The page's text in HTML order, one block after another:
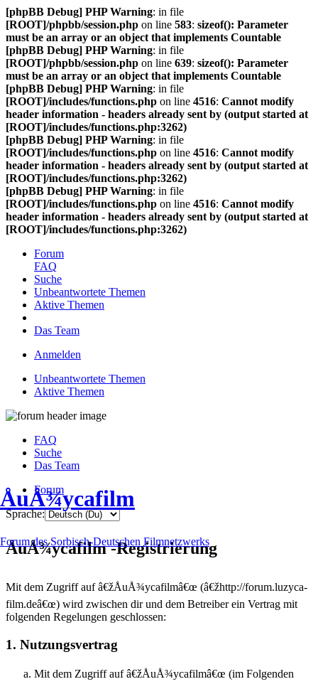
[phpBB Debug] PHP Warning: in file
[ROOT]/phpbb/session.php on line 583: sizeof(): Parameter
must be an array or an object that implements Countable
[phpBB Debug] PHP Warning: in file
[ROOT]/phpbb/session.php on line 639: sizeof(): Parameter
must be an array or an object that implements Countable
[phpBB Debug] PHP Warning: in file
[ROOT]/includes/functions.php on line 4516: Cannot modify
header information - headers already sent by (output started at
[ROOT]/includes/functions.php:3262)
[phpBB Debug] PHP Warning: in file
[ROOT]/includes/functions.php on line 4516: Cannot modify
header information - headers already sent by (output started at
[ROOT]/includes/functions.php:3262)
[phpBB Debug] PHP Warning: in file
[ROOT]/includes/functions.php on line 4516: Cannot modify
header information - headers already sent by (output started at
[ROOT]/includes/functions.php:3262)
Forum
FAQ
Suche
Unbeantwortete Themen
Aktive Themen
Das Team
Anmelden
Unbeantwortete Themen
Aktive Themen
ÅuÅ¾ycafilm
Forum des Sorbisch-Deutschen Filmnetzwerks
FAQ
Suche
Das Team
Forum
Sprache:
ÅuÅ¾ycafilm -Registrierung
Mit dem Zugriff auf â€žÅuÅ¾ycafilmâ€œ (â€žhttp://forum.luzyca-
film.deâ€œ) wird zwischen dir und dem Betreiber ein Vertrag mit
folgenden Regelungen geschlossen:
1. Nutzungsvertrag
Mit dem Zugriff auf â€žÅuÅ¾ycafilmâ€œ (im Folgenden